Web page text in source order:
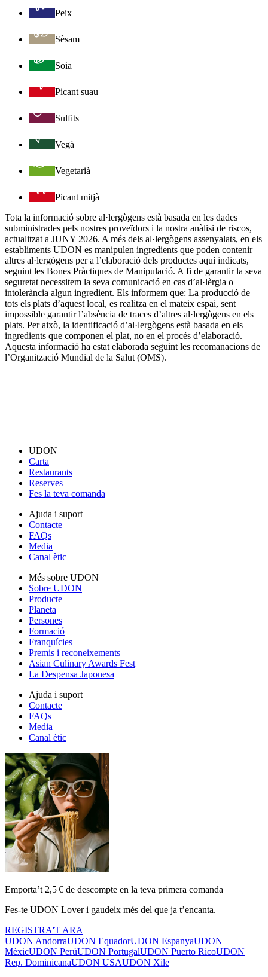
Peix
Sèsam
Soia
Picant suau
Sulfits
Vegà
Vegetarià
Picant mitjà
Tota la informació sobre al·lergògens està basada en les dades
subministrades pels nostres proveïdors i la nostra anàlisi de riscos,
actualitzat a JUNY 2026. A més dels al·lergògens assenyalats, en els
establiments UDON es manipulen ingredients que poden contenir
altres al·lergògens per a l’elaboració dels productes aquí indicats,
seguint les Bones Pràctiques de Manipulació. A fi de garantir la seva
seguretat necessitem la seva comunicació en cas d’al·lèrgia o
intolerància algun ingredient. Els informem que: La producció de
tots els plats d’aquest local, es realitza en el mateix espai, sent
impossible garantir l’absència de traces d’altres al·lergògens en els
plats. Per això, la identificació d’al·lergògens està basada en els
ingredients que componen el plat, no en el procés d’elaboració.
Aquesta informació ha estat elaborada seguint les recomanacions de
l’Organització Mundial de la Salut (OMS).
UDON
Carta
Restaurants
Reserves
Fes la teva comanda
Ajuda i suport
Contacte
FAQs
Media
Canal ètic
Més sobre UDON
Sobre UDON
Producte
Planeta
Persones
Formació
Franquícies
Premis i reconeixements
Asian Culinary Awards Fest
La Despensa Japonesa
Ajuda i suport
Contacte
FAQs
Media
Canal ètic
Emporta’t 2,5 € de descompte en la teva primera comanda
Fes-te UDON Lover i gaudeix més del que ja t’encanta.
REGISTRA'T ARA
UDON AndorraUDON EquadorUDON EspanyaUDON
MèxicUDON PerúUDON PortugalUDON Puerto RicoUDON
Rep. DominicanaUDON USAUDON Xile